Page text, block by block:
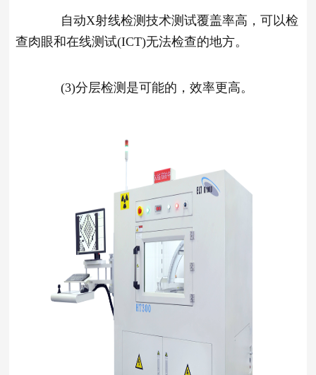
自动X射线检测技术测试覆盖率高，可以检
查肉眼和在线测试(ICT)无法检查的地方。
(3)分层检测是可能的，效率更高。